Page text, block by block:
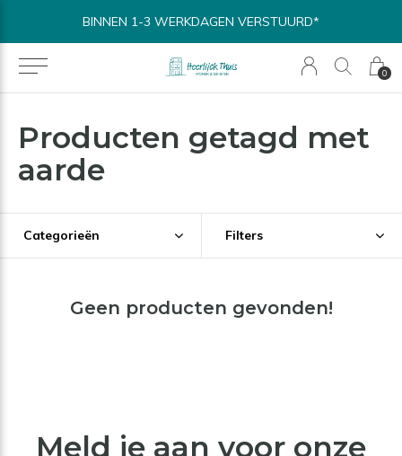
0
BINNEN 1-3 WERKDAGEN VERSTUURD*
Producten getagd met
aarde
Categorieën Filters
Geen producten gevonden!
Meld je aan voor onze